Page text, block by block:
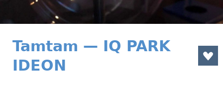
Tamtam — IQ PARK
IDEON